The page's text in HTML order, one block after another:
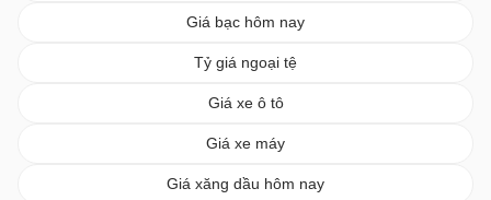
Giá bạc hôm nay
Tỷ giá ngoại tệ
Giá xe ô tô
Giá xe máy
Giá xăng dầu hôm nay